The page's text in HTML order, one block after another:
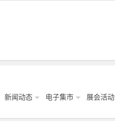
新闻动态 电子集市 展会活动